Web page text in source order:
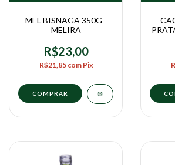
MEL BISNAGA 350G -
MELIRA
R$23,00
R$21,85 com Pix